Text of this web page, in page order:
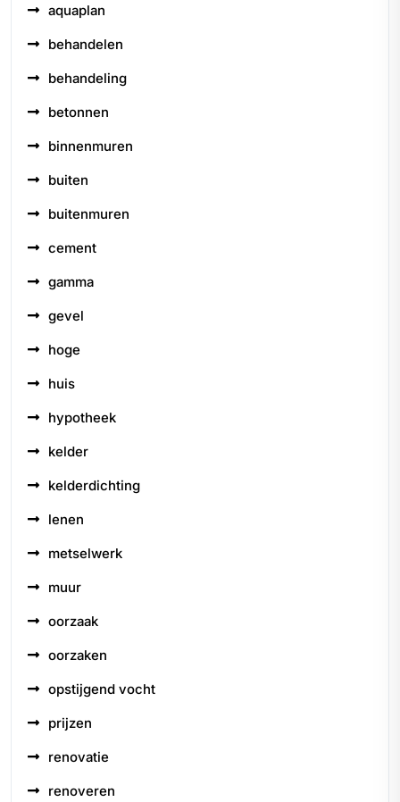
aquaplan
behandelen
behandeling
betonnen
binnenmuren
buiten
buitenmuren
cement
gamma
gevel
hoge
huis
hypotheek
kelder
kelderdichting
lenen
metselwerk
muur
oorzaak
oorzaken
opstijgend vocht
prijzen
renovatie
renoveren